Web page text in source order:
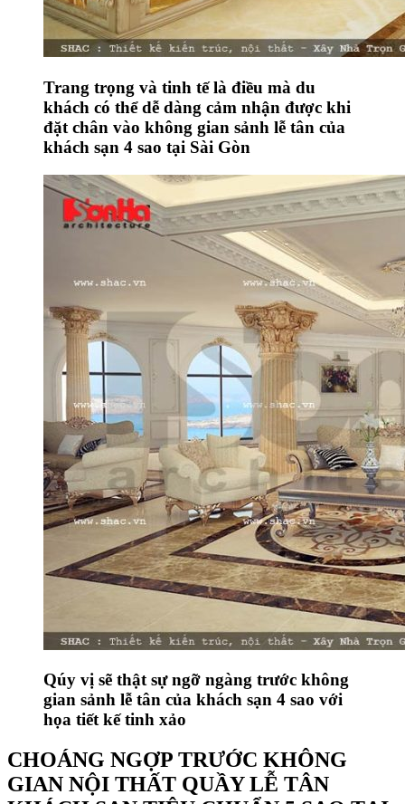
Trang trọng và tinh tế là điều mà du
khách có thể dễ dàng cảm nhận được khi
đặt chân vào không gian sảnh lễ tân của
khách sạn 4 sao tại Sài Gòn
Qúy vị sẽ thật sự ngỡ ngàng trước không
gian sảnh lễ tân của khách sạn 4 sao với
họa tiết kế tinh xảo
CHOÁNG NGỢP TRƯỚC KHÔNG
GIAN NỘI THẤT QUẦY LỄ TÂN